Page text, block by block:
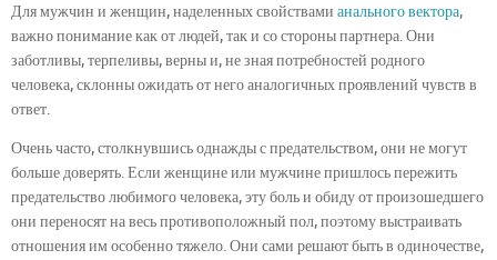
Для мужчин и женщин, наделенных свойствами анального вектора,
важно понимание как от людей, так и со стороны партнера. Они
заботливы, терпеливы, верны и, не зная потребностей родного
человека, склонны ожидать от него аналогичных проявлений чувств в
ответ.
Очень часто, столкнувшись однажды с предательством, они не могут
больше доверять. Если женщине или мужчине пришлось пережить
предательство любимого человека, эту боль и обиду от произошедшего
они переносят на весь противоположный пол, поэтому выстраивать
отношения им особенно тяжело. Они сами решают быть в одиночестве,